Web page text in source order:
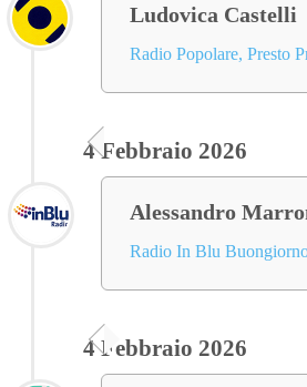
Ludovica Castelli
Radio Popolare, Presto
4 Febbraio 2026
Alessandro
Radio In Blu
4 Febbraio 2026